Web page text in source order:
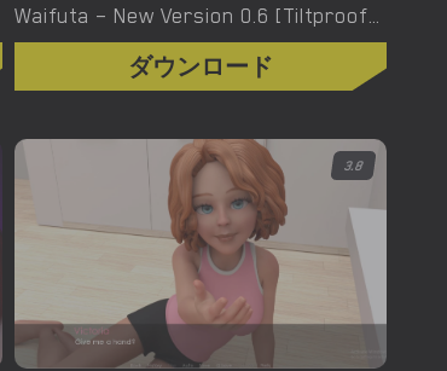
Waifuta – New Version 0.6 [Tiltproofno]
ダウンロード
3.8